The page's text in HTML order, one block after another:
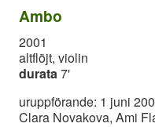
Ambo
2001
altflöjt, violin
durata7'
uruppförande: 1 juni
Clara Novakova, Ami